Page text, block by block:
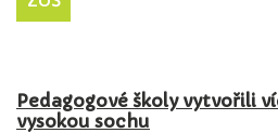
Pedagogové školy vytvořili
vysokou sochu